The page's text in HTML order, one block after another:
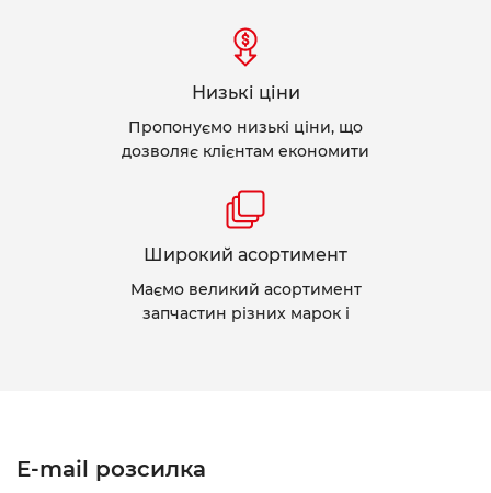
Низькі ціни
Пропонуємо низькі ціни, що
дозволяє клієнтам економити
Широкий асортимент
Маємо великий асортимент
запчастин різних марок і
E-mail розсилка